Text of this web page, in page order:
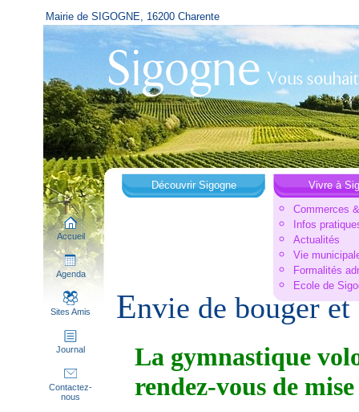
Mairie de SIGOGNE, 16200 Charente
Accueil
Agenda
Sites Amis
Journal
Contactez-
nous
Découvrir Sigogne
Vivre à
Commerces
Infos
Actualités
Vie
Formalités
Ecole de
Envie de bouger
La gymnastique
rendez-vous de